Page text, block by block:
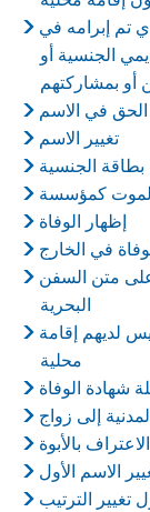
تم إبرامه في
الجنسية أو
أو بمشاركتهم
الحق في الاسم
تغيير الاسم
بطاقة الجنسية
كمؤسسة
إظهار الوفاة
في الخارج
على متن السفن
البحرية
لديهم إقامة
محلية
شهادة الوفاة
إلى زواج
الاعتراف بالأبوة
الاسم الأول
تغيير الترتيب